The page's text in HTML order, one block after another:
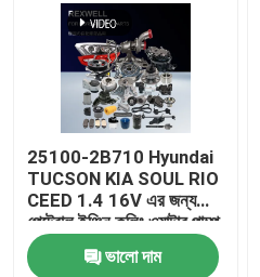
25100-2B710 Hyundai
TUCSON KIA SOUL RIO
CEED 1.4 16V এর জন্য
পেট্রোল ইঞ্জিন কুলিং ওয়াটার পাম্প
ভালো দাম